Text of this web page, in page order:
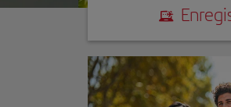
Enregistrement